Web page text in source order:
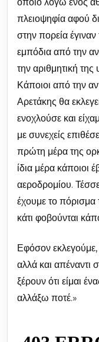
οποίο λόγω ενός
πλειοψηφία αφού
στην πορεία
εμπόδια από την
την αριθμητική
Κάποιοι από την
Αρετάκης θα
ενοχλούσε και
με συνεχείς
πρώτη μέρα της
ίδια μέρα κάποιοι
αεροδρομίου.
έχουμε το
κάτι φοβούνται
Εφόσον εκλεγούμε,
αλλά και απέναντι
ξέρουν ότι είμαι
αλλάξω ποτέ.»